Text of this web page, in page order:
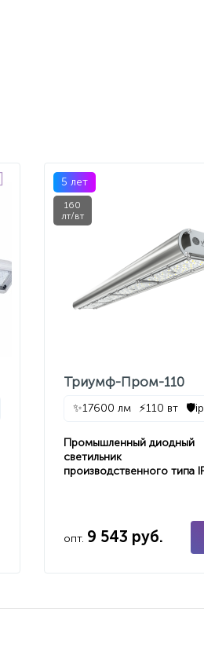
5 лет
160
лт/вт
Триумф-Пром-110
✨17600 лм ⚡110 вт 🛡️
Промышленный диодный
светильник
производственного типа
опт. 9 543 руб.